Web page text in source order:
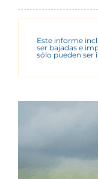
Este informe
ser bajadas e
sólo pueden ser